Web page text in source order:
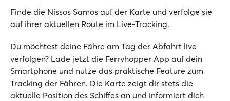
Finde die Nissos Samos auf der Karte und verfolge sie
auf ihrer aktuellen Route im Live-Tracking.
Du möchtest deine Fähre am Tag der Abfahrt live
verfolgen? Lade jetzt die Ferryhopper App auf dein
Smartphone und nutze das praktische Feature zum
Tracking der Fähren. Die Karte zeigt dir stets die
aktuelle Position des Schiffes an und informiert dich